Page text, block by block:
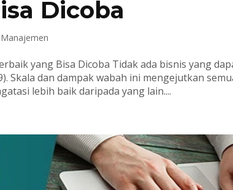
Dicoba
yang Bisa Dicoba Tidak ada bisnis yang
Skala dan dampak wabah ini mengejutkan
lebih baik daripada yang lain....